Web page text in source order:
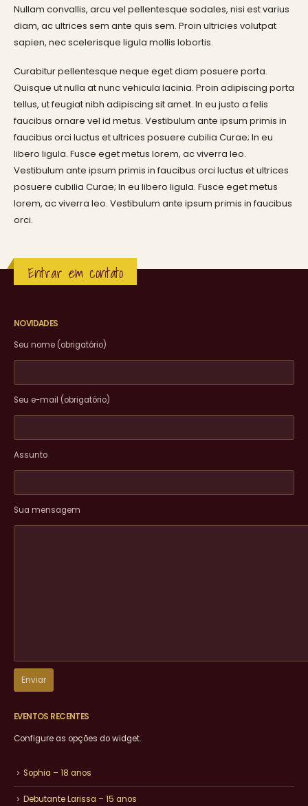
Nullam convallis, arcu vel pellentesque sodales, nisi est varius
diam, ac ultrices sem ante quis sem. Proin ultricies volutpat
sapien, nec scelerisque ligula mollis lobortis.
Curabitur pellentesque neque eget diam posuere porta.
Quisque ut nulla at nunc vehicula lacinia. Proin adipiscing porta
tellus, ut feugiat nibh adipiscing sit amet. In eu justo a felis
faucibus ornare vel id metus. Vestibulum ante ipsum primis in
faucibus orci luctus et ultrices posuere cubilia Curae; In eu
libero ligula. Fusce eget metus lorem, ac viverra leo.
Vestibulum ante ipsum primis in faucibus orci luctus et ultrices
posuere cubilia Curae; In eu libero ligula. Fusce eget metus
lorem, ac viverra leo. Vestibulum ante ipsum primis in faucibus
orci.
Entrar em contato
NOVIDADES
Seu nome (obrigatório)
Seu e-mail (obrigatório)
Assunto
Sua mensagem
EVENTOS RECENTES
Configure as opções do widget.
Sophia – 18 anos
Debutante Larissa – 15 anos